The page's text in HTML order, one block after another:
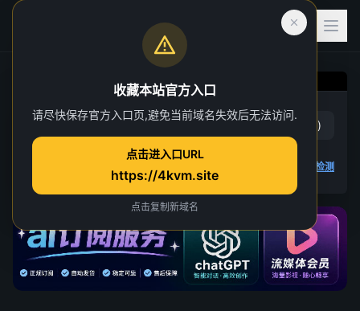
灵魂摆渡·十年
第 1 集
赞 ( 6 )
播放检测
收藏本站官方入口
请尽快保存官方入口页,避免当前域名失效后无法访问.
点击进入口URL
https://4kvm.site
点击复制新域名